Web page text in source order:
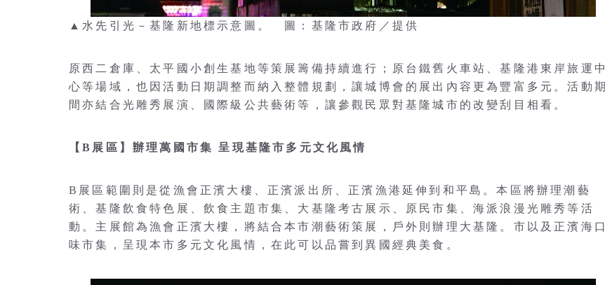
▲水先引光－基隆新地標示意圖。 圖：基隆市政府／提供
原西二倉庫、太平國小創生基地等策展籌備持續進行；原台鐵舊火車站、基隆港東岸旅運中
心等場域，也因活動日期調整而納入整體規劃，讓城博會的展出內容更為豐富多元。活動期
間亦結合光雕秀展演、國際級公共藝術等，讓參觀民眾對基隆城市的改變刮目相看。
【B展區】辦理萬國市集 呈現基隆市多元文化風情
B展區範圍則是從漁會正濱大樓、正濱派出所、正濱漁港延伸到和平島。本區將辦理潮藝
術、基隆飲食特色展、飲食主題市集、大基隆考古展示、原民市集、海派浪漫光雕秀等活
動。主展館為漁會正濱大樓，將結合本市潮藝術策展，戶外則辦理大基隆。市以及正濱海口
味市集，呈現本市多元文化風情，在此可以品嘗到異國經典美食。